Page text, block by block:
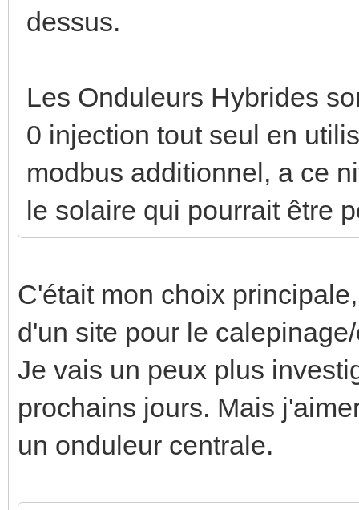
dessus.
Les Onduleurs Hybrides
0 injection tout seul en
modbus additionnel, a ce
le solaire qui pourrait être
C'était mon choix
d'un site pour le
Je vais un peux plus
prochains jours. Mais
un onduleur centrale.